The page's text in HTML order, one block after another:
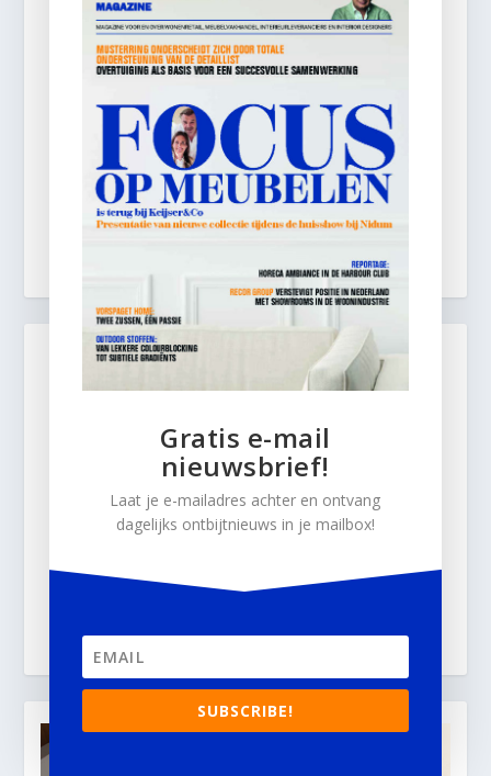
Gratis e-mail
nieuwsbrief!
Laat je e-mailadres achter en ontvang
dagelijks ontbijtnieuws in je mailbox!
SUBSCRIBE!